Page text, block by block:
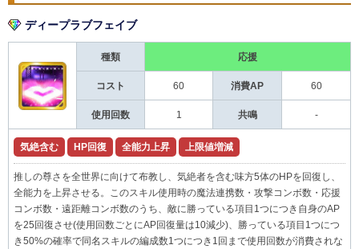
ディープラブフェイブ
種類 応援
コスト 60 消費AP 60
使用回数 1 共鳴 -
気絶含む HP回復 全能力上昇 上限値増減
推しの尊さを全世界に向けて布教し、気絶者を含む味方5体のHPを回復し、
全能力を上昇させる。このスキル使用時の魔法連携数・攻撃コンボ数・応援
コンボ数・遠距離コンボ数のうち、敵に勝っている項目1つにつき自身のAP
を25回復させ(使用回数ごとにAP回復量は10減少)、勝っている項目1つにつ
き50%の確率で同名スキルの編成数1つにつき1回まで使用回数が消費されな